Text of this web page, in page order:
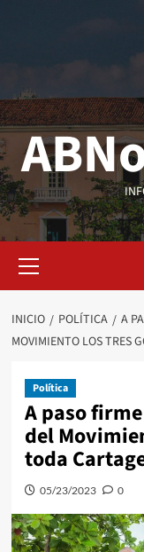
primario
INICIO POLÍTICA
A
MOVIMIENTO LOS TRES
Política
A paso
del
toda
05/23/2023 0